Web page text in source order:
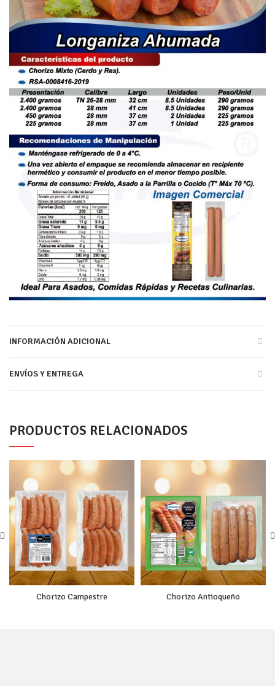
INFORMACIÓN ADICIONAL
ENVÍOS Y ENTREGA
PRODUCTOS RELACIONADOS
Chorizo Campestre Chorizo Antioqueño